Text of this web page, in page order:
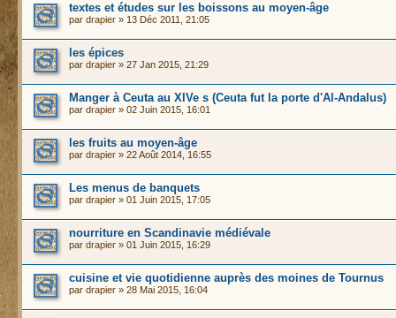
textes et études sur les boissons au moyen-âge
par drapier » 13 Déc 2011, 21:05
les épices
par drapier » 27 Jan 2015, 21:29
Manger à Ceuta au XIVe s (Ceuta fut la porte d'Al-Andalus)
par drapier » 02 Juin 2015, 16:01
les fruits au moyen-âge
par drapier » 22 Août 2014, 16:55
Les menus de banquets
par drapier » 01 Juin 2015, 17:05
nourriture en Scandinavie médiévale
par drapier » 01 Juin 2015, 16:29
cuisine et vie quotidienne auprès des moines de Tournus
par drapier » 28 Mai 2015, 16:04